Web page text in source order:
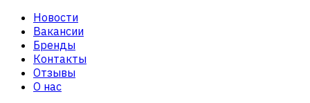
Новости
Вакансии
Бренды
Контакты
Отзывы
О нас